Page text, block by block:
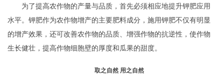
为了提高农作物的产量与品质，首先必须相应地提升钾肥应用
水平。钾肥作为农作物增产的主要肥料成分，施用钾肥不仅有明显
的增产效果，还可改善农作物的品质、增强作物的抗逆性，使作物
生长健壮，提高作物细胞壁的厚度和瓜果的甜度。
取之自然 用之自然